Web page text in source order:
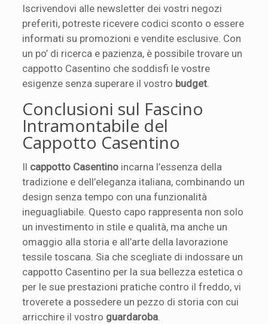
Iscrivendovi alle newsletter dei vostri negozi
preferiti, potreste ricevere codici sconto o essere
informati su promozioni e vendite esclusive. Con
un po’ di ricerca e pazienza, è possibile trovare un
cappotto Casentino che soddisfi le vostre
esigenze senza superare il vostro budget.
Conclusioni sul Fascino
Intramontabile del
Cappotto Casentino
Il cappotto Casentino incarna l’essenza della
tradizione e dell’eleganza italiana, combinando un
design senza tempo con una funzionalità
ineguagliabile. Questo capo rappresenta non solo
un investimento in stile e qualità, ma anche un
omaggio alla storia e all’arte della lavorazione
tessile toscana. Sia che scegliate di indossare un
cappotto Casentino per la sua bellezza estetica o
per le sue prestazioni pratiche contro il freddo, vi
troverete a possedere un pezzo di storia con cui
arricchire il vostro guardaroba.